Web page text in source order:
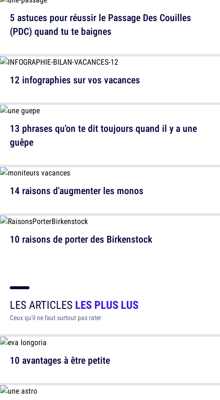
12 infographies sur vos vacances
14 raisons d'augmenter les monos
5 astuces pour réussir le Passage Des Couilles
(PDC) quand tu te baignes
13 phrases qu'on te dit toujours quand il y a une
guêpe
10 raisons de porter des Birkenstock
LES ARTICLES LES PLUS LUS
Ceux qu'il ne faut surtout pas rater
10 avantages à être petite